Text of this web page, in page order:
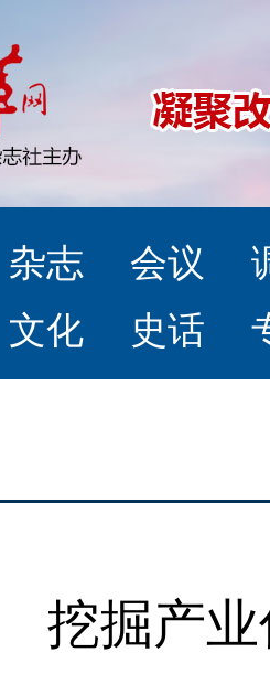
杂志 会议
文化
史话
挖掘产